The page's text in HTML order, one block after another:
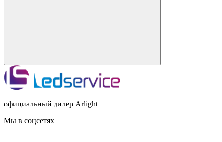
официальный дилер Arlight
Мы в соцсетях